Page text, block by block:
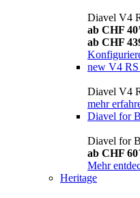
Diavel V4
ab CHF
ab CHF
new V4
Diavel V4
mehr
Diavel for
Diavel for
ab CHF
Mehr
Heritage